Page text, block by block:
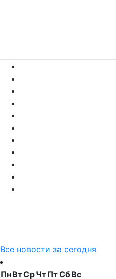
Все новости за сегодня
ПнВтСрЧтПтСбВс